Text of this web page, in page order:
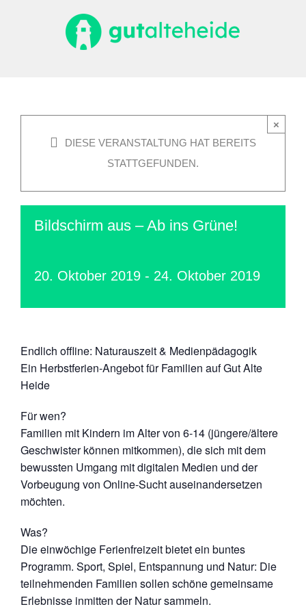
×
DIESE VERANSTALTUNG HAT BEREITS
STATTGEFUNDEN.
Bildschirm aus – Ab ins Grüne!
20. Oktober 2019 - 24. Oktober 2019
Endlich offline: Naturauszeit & Medienpädagogik
Ein Herbstferien-Angebot für Familien auf Gut Alte
Heide
Für wen?
Familien mit Kindern im Alter von 6-14 (jüngere/ältere
Geschwister können mitkommen), die sich mit dem
bewussten Umgang mit digitalen Medien und der
Vorbeugung von Online-Sucht auseinandersetzen
möchten.
Was?
Die einwöchige Ferienfreizeit bietet ein buntes
Programm. Sport, Spiel, Entspannung und Natur: Die
teilnehmenden Familien sollen schöne gemeinsame
Erlebnisse inmitten der Natur sammeln.